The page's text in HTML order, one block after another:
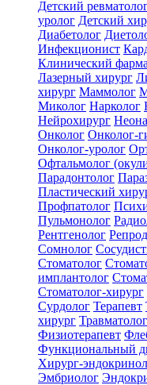
Детский
уролог Детский
Диабетолог
Инфекционист
Клинический
Лазерный хирург
хирург Маммолог
Миколог Нарколог
Нейрохирург
Онколог Онколог-
Онколог-уролог
Офтальмолог
Парадонтолог
Пластический
Профпатолог
Пульмонолог
Рентгенолог
Сомнолог
Стоматолог
имплантолог
Стоматолог-хирург
Сурдолог Терапевт
хирург Травматолог
Физиотерапевт
Функциональный
Хирург-
Эмбриолог